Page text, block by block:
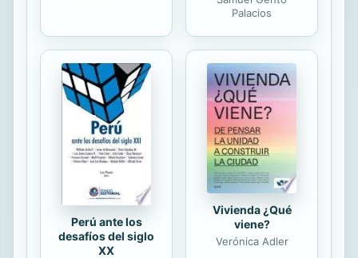
Palacios
Perú ante los
desafíos del siglo
XX
Vivienda ¿Qué
viene?
Verónica Adler